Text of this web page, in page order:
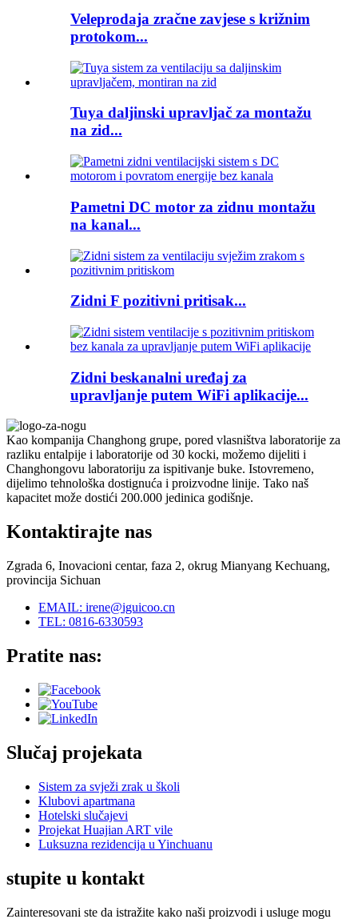
Veleprodaja zračne zavjese s križnim
protokom...
Tuya daljinski upravljač za montažu
na zid...
Pametni DC motor za zidnu montažu
na kanal...
Zidni F pozitivni pritisak...
Zidni beskanalni uređaj za
upravljanje putem WiFi aplikacije...
Kao kompanija Changhong grupe, pored vlasništva laboratorije za
razliku entalpije i laboratorije od 30 kocki, možemo dijeliti i
Changhongovu laboratoriju za ispitivanje buke. Istovremeno,
dijelimo tehnološka dostignuća i proizvodne linije. Tako naš
kapacitet može dostići 200.000 jedinica godišnje.
Kontaktirajte nas
Zgrada 6, Inovacioni centar, faza 2, okrug Mianyang Kechuang,
provincija Sichuan
EMAIL: irene@iguicoo.cn
TEL: 0816-6330593
Pratite nas:
Slučaj projekata
Sistem za svježi zrak u školi
Klubovi apartmana
Hotelski slučajevi
Projekat Huajian ART vile
Luksuzna rezidencija u Yinchuanu
stupite u kontakt
Zainteresovani ste da istražite kako naši proizvodi i usluge mogu